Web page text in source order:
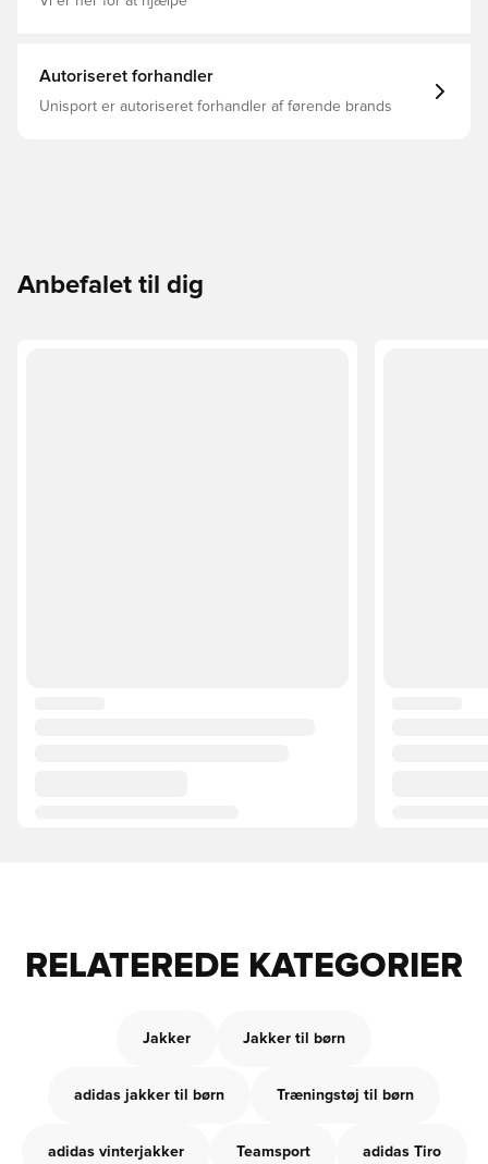
Autoriseret forhandler
Unisport er autoriseret forhandler af førende brands
Anbefalet til dig
RELATEREDE KATEGORIER
Jakker Jakker til børn
adidas jakker til børn Træningstøj til børn
adidas vinterjakker Teamsport adidas Tiro